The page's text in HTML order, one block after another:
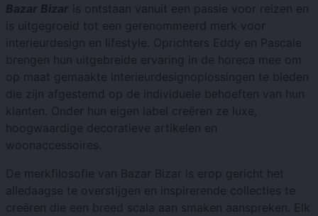
Bazar Bizar is ontstaan ​​vanuit een passie voor reizen en
is uitgegroeid tot een gerenommeerd merk voor
interieurdesign en lifestyle. Oprichters Eddy en Pascale
brengen hun uitgebreide ervaring in de horeca mee om
op maat gemaakte interieurdesignoplossingen te bieden
die zijn afgestemd op de individuele behoeften van hun
klanten. Onder hun eigen label creëren ze luxe,
hoogwaardige decoratieve artikelen en
woonaccessoires.
De merkfilosofie van Bazar Bizar is erop gericht het
alledaagse te overstijgen en inspirerende collecties te
creëren die een breed scala aan smaken aanspreken. Elk